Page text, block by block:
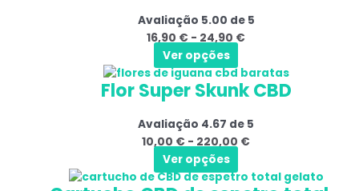
Avaliação 5.00 de 5
16,90 € - 24,90 €
16,90 €
Ver opções
várias
variantes.
As
opções
podem
selecionadas
na
página
do
Flor Super Skunk CBD
Avaliação 4.67 de 5
10,00 € - 220,00 €
Gama
de
10,00 €
Ver opções
Este
produto
várias
variantes.
As
opçõesGama
Este